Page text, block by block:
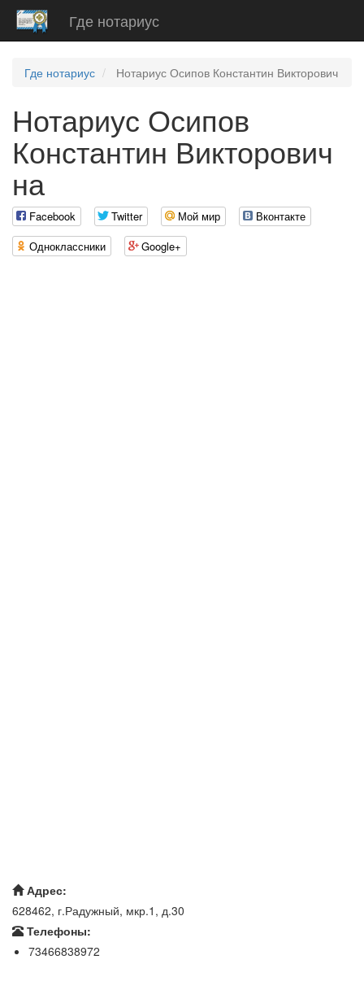
Где нотариус
Где нотариус Нотариус Осипов Константин Викторович
Нотариус Осипов
Константин Викторович
на
Facebook Twitter Мой мир
Вконтакте
Одноклассники
Google+
Адрес:
628462, г.Радужный, мкр.1, д.30
Телефоны:
73466838972